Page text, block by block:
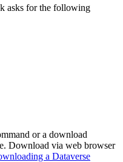
asks for the following
or a download
Download via web browser
a Dataverse